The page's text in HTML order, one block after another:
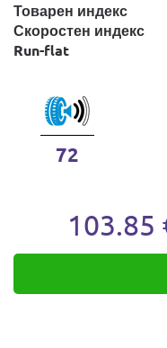
Товарен индекс
Скоростен индекс
Run-flat
72
103.85